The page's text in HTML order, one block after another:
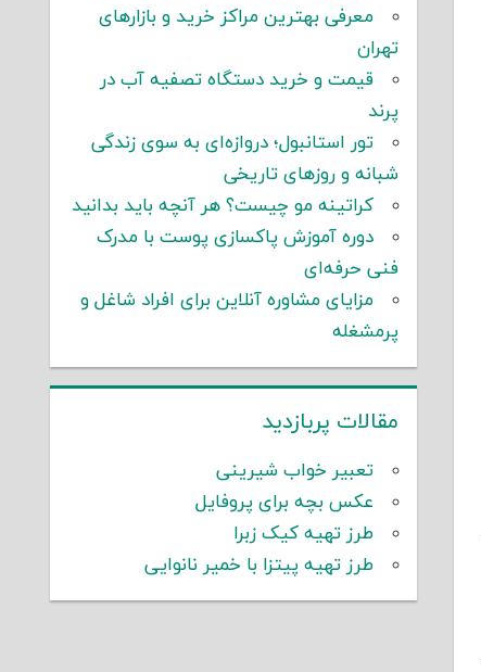
معرفی بهترین مراکز خرید و بازارهای
تهران
قیمت و خرید دستگاه تصفیه آب در
پرند
تور استانبول؛ دروازه‌ای به سوی زندگی
شبانه و روزهای تاریخی
کراتینه مو چیست؟ هر آنچه باید بدانید
دوره آموزش پاکسازی پوست با مدرک
فنی حرفه‌ای
مزایای مشاوره آنلاین برای افراد شاغل و
پرمشغله
مقالات پربازدید
تعبیر خواب شیرینی
عکس بچه برای پروفایل
طرز تهیه کیک زبرا
طرز تهیه پیتزا با خمیر نانوایی